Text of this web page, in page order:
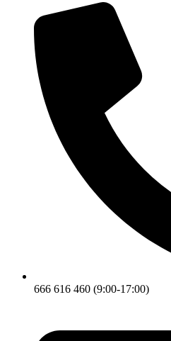
666 616 460 (9:00-17:00)